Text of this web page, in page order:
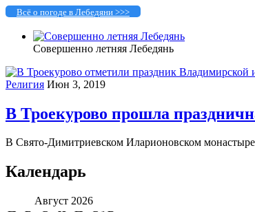
Всё о погоде в Лебедяни >>>
Совершенно летняя Лебедянь
Религия Июн 3, 2019
В Троекурово прошла
В Свято-Димитриевском Иларионовском
Календарь
Август 2026